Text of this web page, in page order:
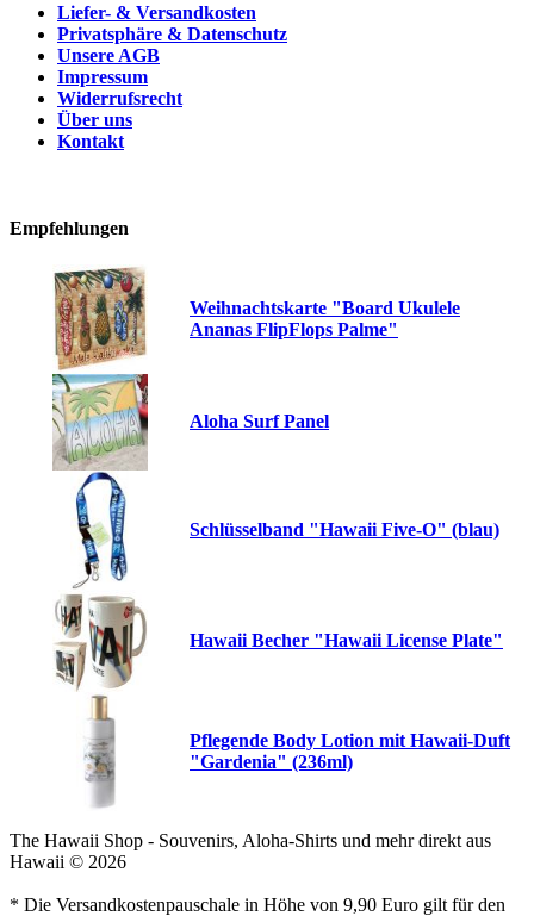
Liefer- & Versandkosten
Privatsphäre & Datenschutz
Unsere AGB
Impressum
Widerrufsrecht
Über uns
Kontakt
Empfehlungen
Weihnachtskarte "Board Ukulele
Ananas FlipFlops Palme"
Aloha Surf Panel
Schlüsselband "Hawaii Five-O" (blau)
Hawaii Becher "Hawaii License Plate"
Pflegende Body Lotion mit Hawaii-Duft
"Gardenia" (236ml)
The Hawaii Shop - Souvenirs, Aloha-Shirts und mehr direkt aus
Hawaii © 2026
* Die Versandkostenpauschale in Höhe von 9,90 Euro gilt für den